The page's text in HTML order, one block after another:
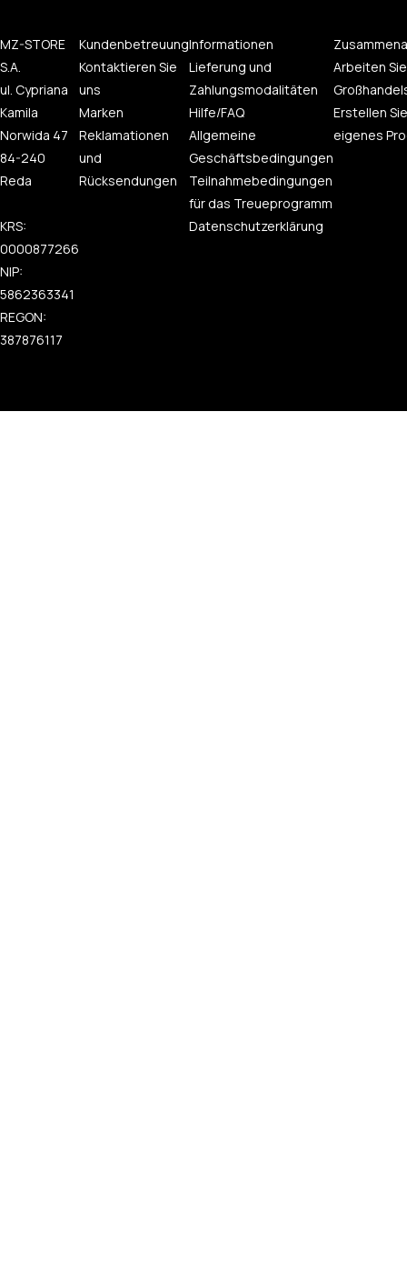
MZ-STORE
S.A.
ul. Cypriana
Kamila
Norwida 47
84-240
Reda
KRS:
0000877266
NIP:
5862363341
REGON:
387876117
Kundenbetreuung
Kontaktieren Sie
uns
Marken
Reklamationen
und
Rücksendungen
Informationen
Lieferung und
Zahlungsmodalitäten
Hilfe/FAQ
Allgemeine
Geschäftsbedingungen
Teilnahmebedingungen
für das Treueprogramm
Datenschutzerklärung
Arbeiten
Erstellen
eigenes